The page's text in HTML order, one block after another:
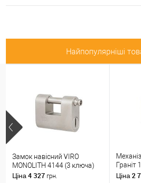
Найпопулярніші
Замок навісний VIRO
MONOLITH 4144 (3 ключа)
Ціна 4 327 грн.
Граніт
(н)
Ціна 2